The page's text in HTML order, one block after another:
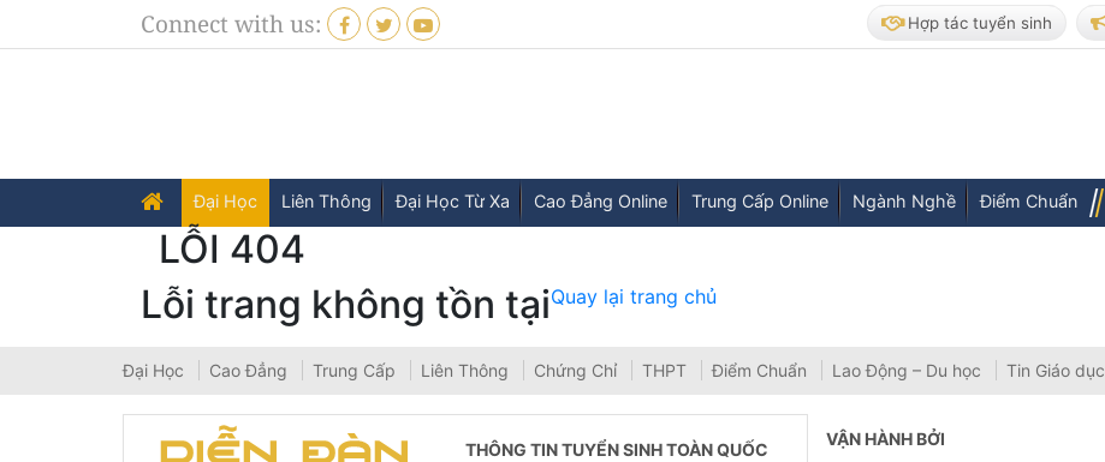
Connect with us: Hợp tác tuyển sinh
Đại Học Liên Thông Đại Học Từ Xa Cao Đẳng Online Trung Cấp Online Ngành Nghề Điểm Chuẩn
LỖI 404
Lỗi trang không tồn tạiQuay lại trang chủ
Đại Học Cao Đẳng Trung Cấp Liên Thông Chứng Chỉ THPT Điểm Chuẩn Lao Động – Du học Tin Giáo dục
THÔNG TIN TUYỂN SINH TOÀN QUỐC
VẬN HÀNH BỞI